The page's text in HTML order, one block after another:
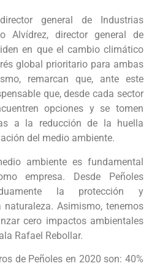
general de Industrias
Alvídrez, director general de
en que el cambio climático
global prioritario para ambas
remarcan que, ante este
que, desde cada sector
opciones y se tomen
a la reducción de la huella
del medio ambiente.
ambiente es fundamental
empresa. Desde Peñoles
la protección y
naturaleza. Asimismo, tenemos
cero impactos ambientales
Rafael Rebollar.
de Peñoles en 2020 son: 40%